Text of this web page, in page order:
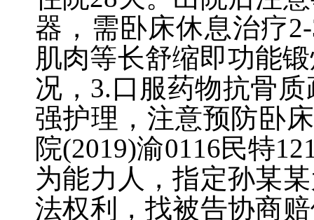
器，需卧床休息治疗
肌肉等长舒缩即功能
况， 3.口服药物抗骨
强护理，注意预防卧
院(2019)渝0116民特
为能力人，指定孙某
法权利，找被告协商